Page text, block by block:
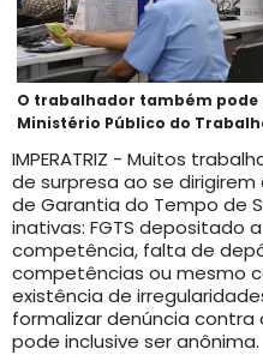
O trabalhador também pode
Ministério Público do
IMPERATRIZ - Muitos
de surpresa ao se dirigirem
de Garantia do Tempo de
inativas: FGTS depositado
competência, falta de
competências ou mesmo
existência de
formalizar denúncia
pode inclusive ser anônima.